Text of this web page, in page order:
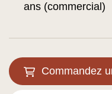
ans (commercial)
Commandez